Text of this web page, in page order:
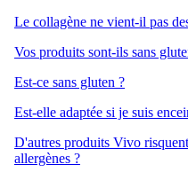
Le collagène ne vient-il pas
Vos produits sont-ils sans
Est-ce sans gluten ?
Est-elle adaptée si je suis
D'autres produits Vivo
allergènes ?